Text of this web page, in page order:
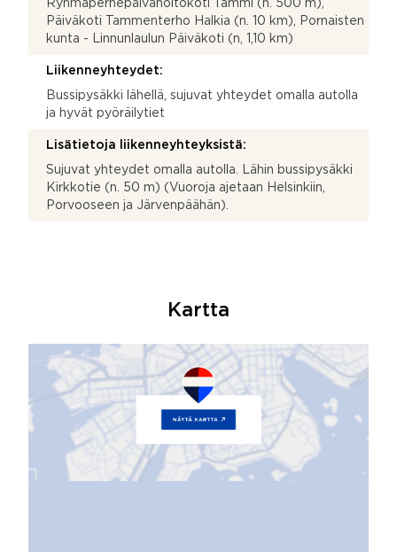
Ryhmäperhepäivähoitokoti Tammi (n. 500 m),
Päiväkoti Tammenterho Halkia (n. 10 km), Pornaisten
kunta - Linnunlaulun Päiväkoti (n, 1,10 km)
Liikenneyhteydet:
Bussipysäkki lähellä, sujuvat yhteydet omalla autolla
ja hyvät pyöräilytiet
Lisätietoja liikenneyhteyksistä:
Sujuvat yhteydet omalla autolla. Lähin bussipysäkki
Kirkkotie (n. 50 m) (Vuoroja ajetaan Helsinkiin,
Porvooseen ja Järvenpäähän).
Kartta